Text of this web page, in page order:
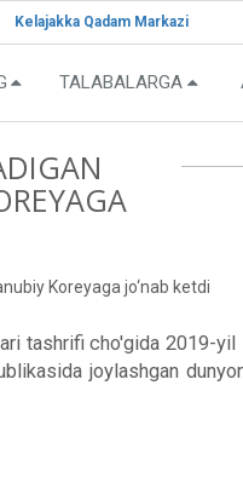
Kelajakka Qadam Markazi
TALABALARGA
Koreyaga jo‘nab ketdi
tashrifi cho'gida 2019-
joylashgan